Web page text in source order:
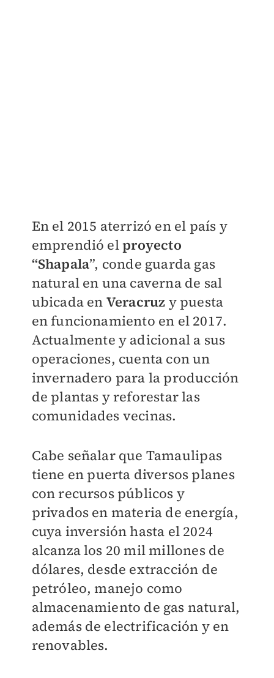
En el 2015 aterrizó en el país y
emprendió elproyecto
“Shapala”, conde guarda gas
natural en una caverna de sal
ubicada en Veracruz y puesta
en funcionamiento en el 2017.
Actualmente y adicional a sus
operaciones, cuenta con un
invernadero para la producción
de plantas y reforestar las
comunidades vecinas.
Cabe señalar que Tamaulipas
tiene en puerta diversos planes
con recursos públicos y
privados en materia de energía,
cuya inversión hasta el 2024
alcanza los 20 mil millones de
dólares, desde extracción de
petróleo, manejo como
almacenamiento de gas natural,
además de electrificación y en
renovables.